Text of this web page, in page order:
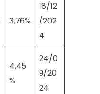
3,76%
18/12
/202
4
4,45
%
24/0
9/20
24